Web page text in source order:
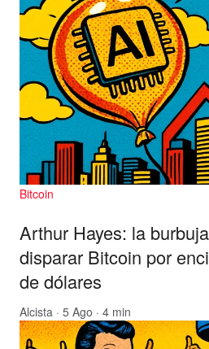
Bitcoin
Arthur Hayes: la
disparar Bitcoin por
de dólares
Alcista · 5 Ago · 4 min